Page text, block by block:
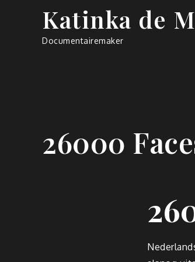
Katinka de
Documentairemaker
26000